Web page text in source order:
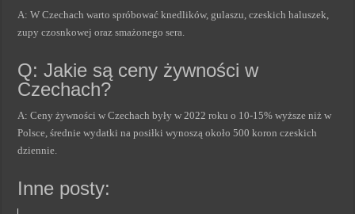
A: W Czechach warto spróbować knedlików, gulaszu, czeskich haluszek,
zupy czosnkowej oraz smażonego sera.
Q: Jakie są ceny żywności w
Czechach?
A: Ceny żywności w Czechach były w 2022 roku o 10-15% wyższe niż w
Polsce, średnie wydatki na posiłki wynoszą około 500 koron czeskich
dziennie.
Inne posty: